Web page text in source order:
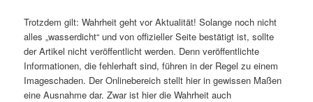
Trotzdem gilt: Wahrheit geht vor Aktualität! Solange noch nicht
alles „wasserdicht“ und von offizieller Seite bestätigt ist, sollte
der Artikel nicht veröffentlicht werden. Denn veröffentlichte
Informationen, die fehlerhaft sind, führen in der Regel zu einem
Imageschaden. Der Onlinebereich stellt hier in gewissen Maßen
eine Ausnahme dar. Zwar ist hier die Wahrheit auch